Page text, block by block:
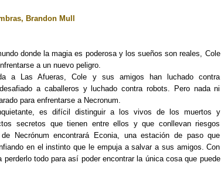
Brandon Mull
donde la magia es poderosa y los sueños son reales, Cole
a un nuevo peligro.
a Las Afueras, Cole y sus amigos han luchado contra
a caballeros y luchado contra robots. Pero nada ni
para enfrentarse a Necronum.
es difícil distinguir a los vivos de los muertos y
secretos que tienen entre ellos y que conllevan riesgos
Necrónum encontrará Econia, una estación de paso que
en el instinto que le empuja a salvar a sus amigos. Con
todo para así poder encontrar la única cosa que puede